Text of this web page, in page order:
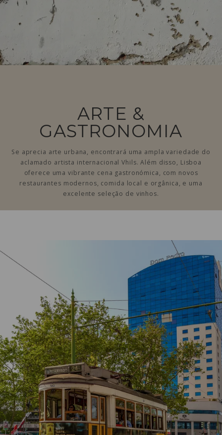
ARTE &
GASTRONOMIA
Se aprecia arte urbana, encontrará uma ampla variedade do
aclamado artista internacional Vhils. Além disso, Lisboa
oferece uma vibrante cena gastronómica, com novos
restaurantes modernos, comida local e orgânica, e uma
excelente seleção de vinhos.